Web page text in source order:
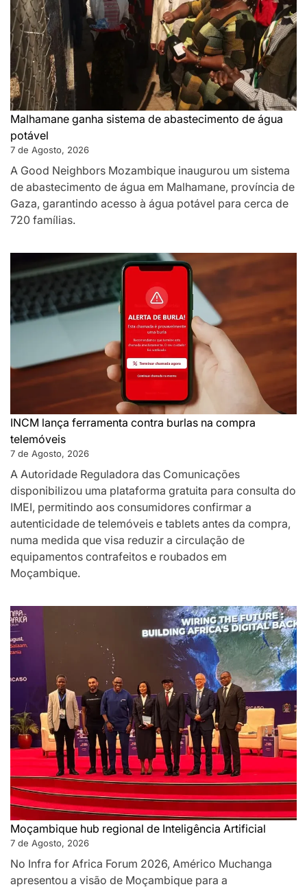
Malhamane ganha sistema de abastecimento de água
potável
7 de Agosto, 2026
A Good Neighbors Mozambique inaugurou um sistema
de abastecimento de água em Malhamane, província de
Gaza, garantindo acesso à água potável para cerca de
720 famílias.
INCM lança ferramenta contra burlas na compra
telemóveis
7 de Agosto, 2026
A Autoridade Reguladora das Comunicações
disponibilizou uma plataforma gratuita para consulta do
IMEI, permitindo aos consumidores confirmar a
autenticidade de telemóveis e tablets antes da compra,
numa medida que visa reduzir a circulação de
equipamentos contrafeitos e roubados em
Moçambique.
Moçambique hub regional de Inteligência Artificial
7 de Agosto, 2026
No Infra for Africa Forum 2026, Américo Muchanga
apresentou a visão de Moçambique para a